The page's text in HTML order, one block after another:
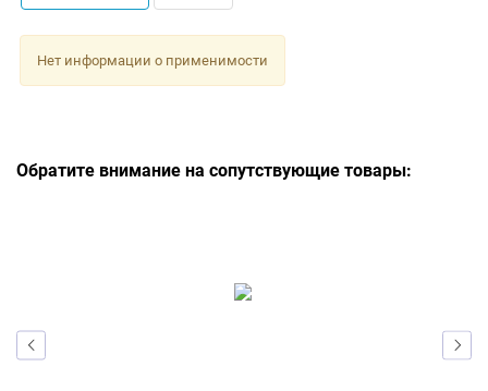
Нет информации о применимости
Обратите внимание на сопутствующие товары: